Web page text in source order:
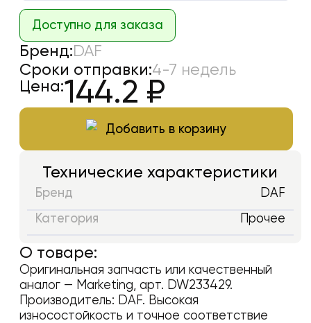
Доступно для заказа
Бренд:DAF
Сроки отправки:4-7 недель
Цена:144.2 ₽
Добавить в корзину
Технические характеристики
Бренд DAF
Категория Прочее
О товаре:
Оригинальная запчасть или качественный
аналог — Marketing, арт. DW233429.
Производитель: DAF. Высокая
износостойкость и точное соответствие